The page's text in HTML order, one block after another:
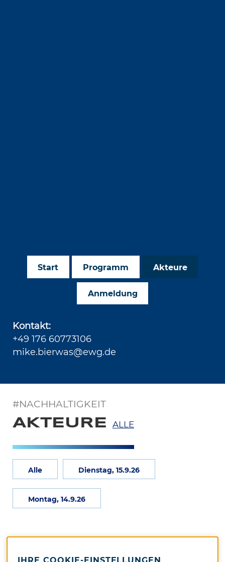
Start Programm Akteure
Anmeldung
Kontakt:
+49 176 60773106
mike.bierwas@ewg.de
#NACHHALTIGKEIT
AKTEURE ALLE
Alle Dienstag, 15.9.26
Montag, 14.9.26
IHRE COOKIE-EINSTELLUNGEN